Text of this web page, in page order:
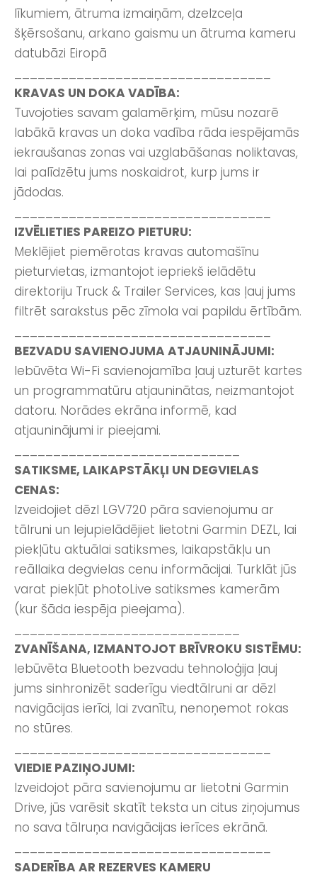
līkumiem, ātruma izmaiņām, dzelzceļa
šķērsošanu, arkano gaismu un ātruma kameru
datubāzi Eiropā
KRAVAS UN DOKA VADĪBA:
Tuvojoties savam galamērķim, mūsu nozarē
labākā kravas un doka vadība rāda iespējamās
iekraušanas zonas vai uzglabāšanas noliktavas,
lai palīdzētu jums noskaidrot, kurp jums ir
jādodas.
IZVĒLIETIES PAREIZO PIETURU:
Meklējiet piemērotas kravas automašīnu
pieturvietas, izmantojot iepriekš ielādētu
direktoriju Truck & Trailer Services, kas ļauj jums
filtrēt sarakstus pēc zīmola vai papildu ērtībām.
BEZVADU SAVIENOJUMA ATJAUNINĀJUMI:
Iebūvēta Wi-Fi savienojamība ļauj uzturēt kartes
un programmatūru atjauninātas, neizmantojot
datoru. Norādes ekrāna informē, kad
atjauninājumi ir pieejami.
SATIKSME, LAIKAPSTĀKĻI UN DEGVIELAS
CENAS:
Izveidojiet dēzl LGV720 pāra savienojumu ar
tālruni un lejupielādējiet lietotni Garmin DEZL, lai
piekļūtu aktuālai satiksmes, laikapstākļu un
reāllaika degvielas cenu informācijai. Turklāt jūs
varat piekļūt photoLive satiksmes kamerām
(kur šāda iespēja pieejama).
ZVANĪŠANA, IZMANTOJOT BRĪVROKU SISTĒMU:
Iebūvēta Bluetooth bezvadu tehnoloģija ļauj
jums sinhronizēt saderīgu viedtālruni ar dēzl
navigācijas ierīci, lai zvanītu, nenoņemot rokas
no stūres.
VIEDIE PAZIŅOJUMI:
Izveidojot pāra savienojumu ar lietotni Garmin
Drive, jūs varēsit skatīt teksta un citus ziņojumus
no sava tālruņa navigācijas ierīces ekrānā.
SADERĪBA AR REZERVES KAMERU